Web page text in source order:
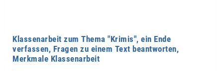
Klassenarbeit zum Thema "Krimis", ein Ende
verfassen, Fragen zu einem Text beantworten,
Merkmale Klassenarbeit